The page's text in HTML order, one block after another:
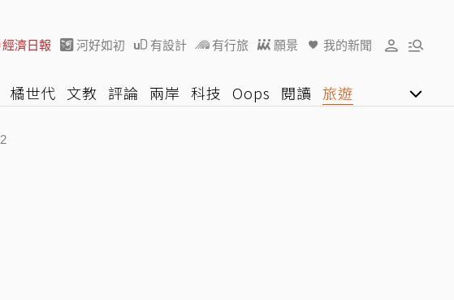
經濟日報 河好如初 有設計 有行旅 願景 我的新聞
橘世代 文教 評論 兩岸 科技 Oops 閱讀 旅遊